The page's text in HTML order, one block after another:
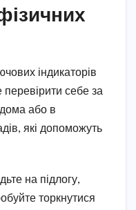
індикаторів
перевірити себе за
або в
які допоможуть
на підлогу,
торкнутися